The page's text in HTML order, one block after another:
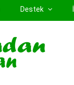
(current)Destek